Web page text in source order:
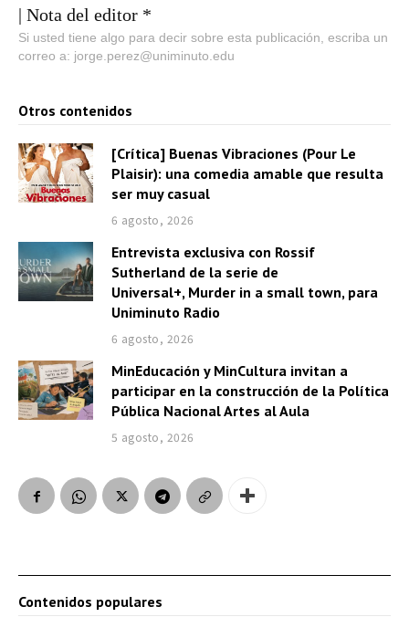
| Nota del editor *
Si usted tiene algo para decir sobre esta publicación, escriba un
correo a: jorge.perez@uniminuto.edu
Otros contenidos
[Crítica] Buenas Vibraciones (Pour Le
Plaisir): una comedia amable que resulta
ser muy casual
6 agosto, 2026
Entrevista exclusiva con Rossif
Sutherland de la serie de
Universal+, Murder in a small town, para
Uniminuto Radio
6 agosto, 2026
MinEducación y MinCultura invitan a
participar en la construcción de la Política
Pública Nacional Artes al Aula
5 agosto, 2026
Contenidos populares